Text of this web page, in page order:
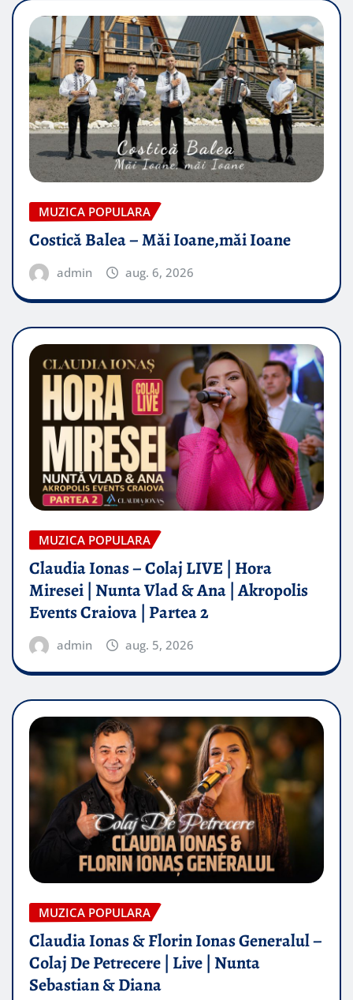
MUZICA POPULARA
Costică Balea – Măi Ioane,măi Ioane
admin aug. 6, 2026
MUZICA POPULARA
Claudia Ionas – Colaj LIVE | Hora
Miresei | Nunta Vlad & Ana | Akropolis
Events Craiova | Partea 2
admin aug. 5, 2026
MUZICA POPULARA
Claudia Ionas & Florin Ionas Generalul –
Colaj De Petrecere | Live | Nunta
Sebastian & Diana